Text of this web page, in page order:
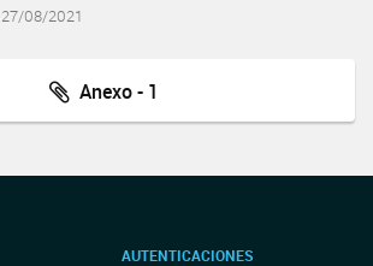
08/2021
Anexo - 1
AUTENTICACIONES